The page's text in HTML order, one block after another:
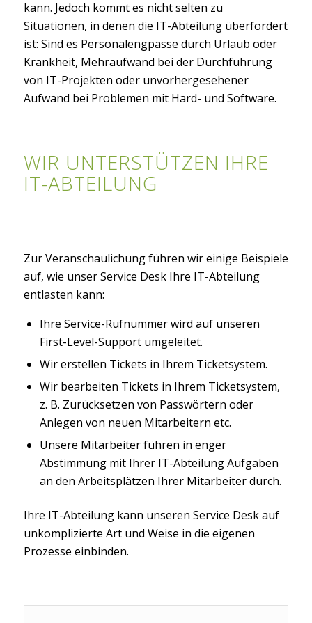
kann. Jedoch kommt es nicht selten zu
Situationen, in denen die IT-Abteilung überfordert
ist: Sind es Personalengpässe durch Urlaub oder
Krankheit, Mehraufwand bei der Durchführung
von IT-Projekten oder unvorhergesehener
Aufwand bei Problemen mit Hard- und Software.
WIR UNTERSTÜTZEN IHRE
IT-ABTEILUNG
Zur Veranschaulichung führen wir einige Beispiele
auf, wie unser Service Desk Ihre IT-Abteilung
entlasten kann:
Ihre Service-Rufnummer wird auf unseren
First-Level-Support umgeleitet.
Wir erstellen Tickets in Ihrem Ticketsystem.
Wir bearbeiten Tickets in Ihrem Ticketsystem,
z. B. Zurücksetzen von Passwörtern oder
Anlegen von neuen Mitarbeitern etc.
Unsere Mitarbeiter führen in enger
Abstimmung mit Ihrer IT-Abteilung Aufgaben
an den Arbeitsplätzen Ihrer Mitarbeiter durch.
Ihre IT-Abteilung kann unseren Service Desk auf
unkomplizierte Art und Weise in die eigenen
Prozesse einbinden.